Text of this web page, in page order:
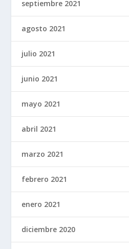
septiembre 2021
agosto 2021
julio 2021
junio 2021
mayo 2021
abril 2021
marzo 2021
febrero 2021
enero 2021
diciembre 2020